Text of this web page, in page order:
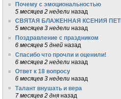
Почему с эмоциональностью
5 месяцев 2 недели назад
СВЯТАЯ БЛАЖЕННАЯ КСЕНИЯ
5 месяцев 3 недели назад
Поздравление с праздником
6 месяцев 5 дней назад
Спасибо что прочли и оценили!
6 месяцев 2 недели назад
Ответ к 18 вопросу
6 месяцев 3 недели назад
Талант внушать и вера
7 месяцев 2 дня назад